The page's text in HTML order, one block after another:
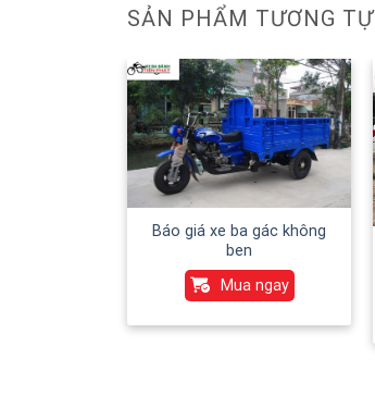
SẢN PHẨM TƯƠNG TỰ
Báo giá xe ba gác không
ben
Mua ngay